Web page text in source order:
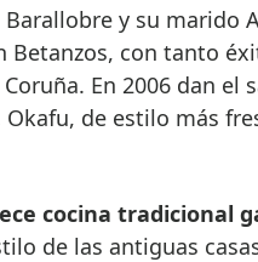
Barallobre y su marido
Betanzos, con tanto
En 2006 dan
Okafu, de estilo más
cocina tradicional
de las antiguas